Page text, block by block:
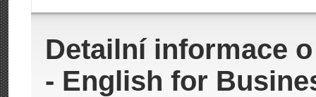
Detailní informace
- English for